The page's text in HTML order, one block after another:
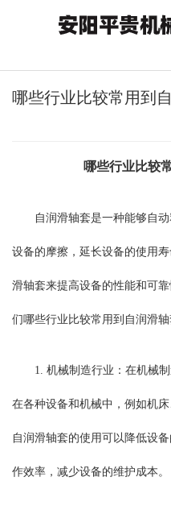
哪些行业比较常用到
哪些行业比较
自润滑轴套是一种能够自
设备的摩擦，延长设备的使用
滑轴套来提高设备的性能和可
们哪些行业比较常用到自润滑轴
1. 机械制造行业：在机械
在各种设备和机械中，例如机
自润滑轴套的使用可以降低设
作效率，减少设备的维护成本。